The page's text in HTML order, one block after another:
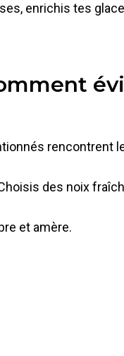
enrichis tes
rencontrent
des noix
et amère.